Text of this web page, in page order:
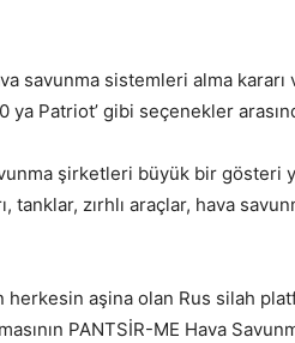
savunma sistemleri alma
ya Patriot’ gibi seçenekler
şirketleri büyük bir gösteri
tanklar, zırhlı araçlar, hava
herkesin aşina olan Rus silah
PANTSİR-ME Hava